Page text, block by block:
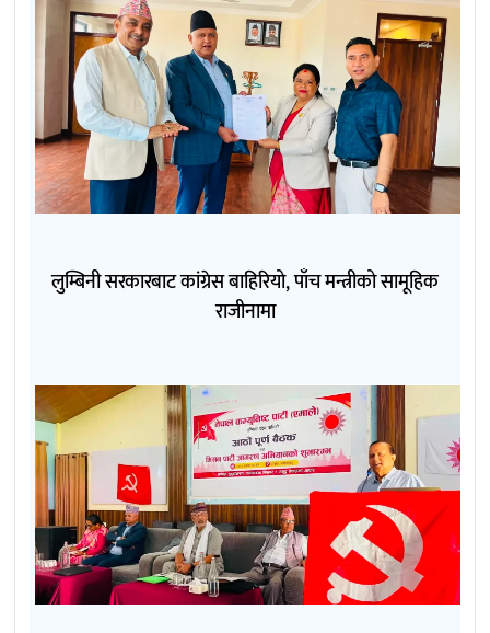
लुम्बिनी सरकारबाट कांग्रेस बाहिरियो, पाँच मन्त्रीको सामूहिक
राजीनामा